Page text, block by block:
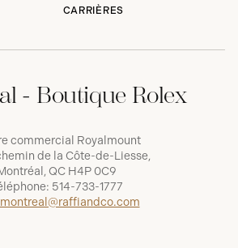
CARRIÈRES
- Boutique Rolex
commercial Royalmount
de la Côte-de-Liesse,
QC H4P 0C9
514-733-1777